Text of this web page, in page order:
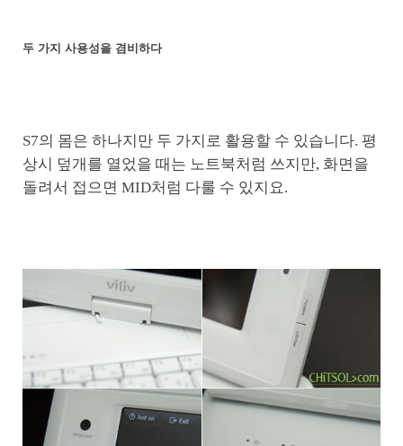
두 가지 사용성을 겸비하다
S7의 몸은 하나지만 두 가지로 활용할 수 있습니다. 평
상시 덮개를 열었을 때는 노트북처럼 쓰지만, 화면을
돌려서 접으면 MID처럼 다룰 수 있지요.